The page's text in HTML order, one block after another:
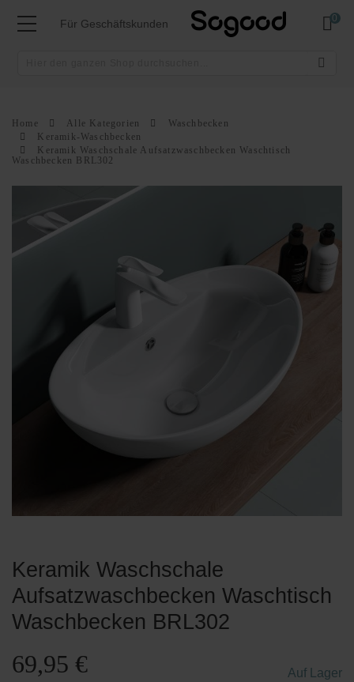
Für Geschäftskunden
Home Alle Kategorien
Waschbecken
Keramik-Waschbecken
Keramik Waschschale Aufsatzwaschbecken Waschtisch
Waschbecken BRL302
Keramik Waschschale
Aufsatzwaschbecken Waschtisch
Waschbecken BRL302
69,95 € Auf Lager